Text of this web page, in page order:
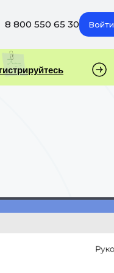
8 800 550 65 30 Войти